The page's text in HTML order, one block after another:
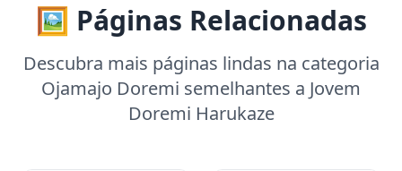
🖼️ Páginas Relacionadas
Descubra mais páginas lindas na categoria
Ojamajo Doremi semelhantes a Jovem
Doremi Harukaze